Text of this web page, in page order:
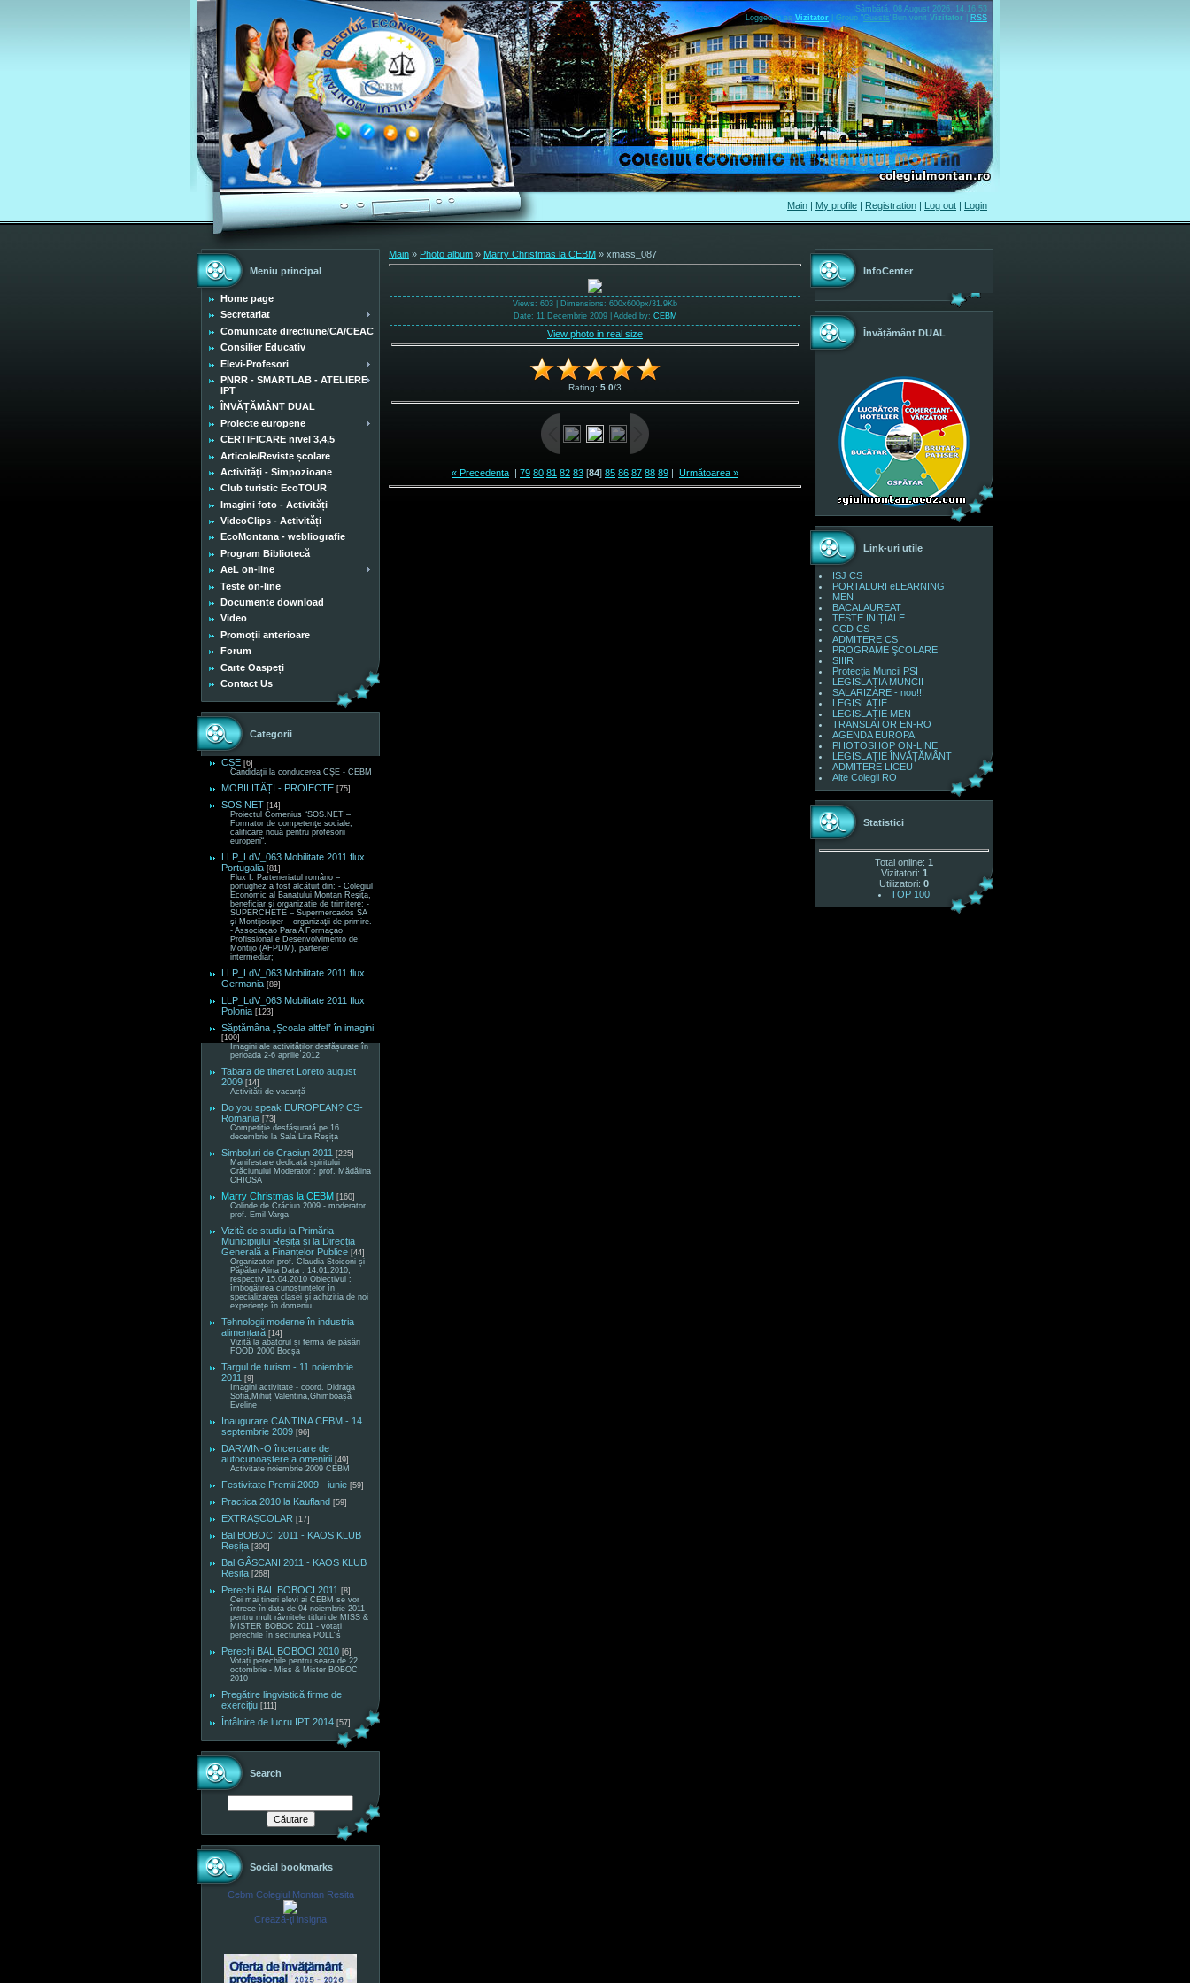
Sâmbătă, 08 August 2026, 14.16.53
Logged in as Vizitator Group "Guests" Bun venit Vizitator RSS
Main | My profile | Registration | Log out | Login
Meniu principal
Home page
Secretariat
Comunicate direcțiune/CA/CEAC
Consilier Educativ
Elevi-Profesori
PNRR - SMARTLAB - ATELIERE
IPT
ÎNVĂȚĂMÂNT DUAL
Proiecte europene
CERTIFICARE nivel 3,4,5
Articole/Reviste școlare
Activități - Simpozioane
Club turistic EcoTOUR
Imagini foto - Activități
VideoClips - Activități
EcoMontana - webliografie
Program Bibliotecă
AeL on-line
Teste on-line
Documente download
Video
Promoții anterioare
Forum
Carte Oaspeți
Contact Us
Categorii
CȘE [6]
Candidații la conducerea CȘE - CEBM
MOBILITĂȚI - PROIECTE [75]
SOS NET [14]
Proiectul Comenius “SOS.NET –
Formator de competenţe sociale,
calificare nouă pentru profesorii
europeni“.
LLP_LdV_063 Mobilitate 2011 flux
Portugalia [81]
Flux I. Parteneriatul româno –
portughez a fost alcătuit din: - Colegiul
Economic al Banatului Montan Reşiţa,
beneficiar şi organizatie de trimitere; -
SUPERCHETE – Supermercados SA
şi Montijosiper – organizaţii de primire.
- Associaçao Para A Formaçao
Profissional e Desenvolvimento de
Montijo (AFPDM), partener
intermediar;
LLP_LdV_063 Mobilitate 2011 flux
Germania [89]
LLP_LdV_063 Mobilitate 2011 flux
Polonia [123]
Săptămâna „Școala altfel” în imagini
[100]
Imagini ale activităților desfășurate în
perioada 2-6 aprilie 2012
Tabara de tineret Loreto august
2009 [14]
Activități de vacanță
Do you speak EUROPEAN? CS-
Romania [73]
Competiție desfășurată pe 16
decembrie la Sala Lira Reșița
Simboluri de Craciun 2011 [225]
Manifestare dedicată spiritului
Crăciunului Moderator : prof. Mădălina
CHIOSA
Marry Christmas la CEBM [160]
Colinde de Crăciun 2009 - moderator
prof. Emil Varga
Vizită de studiu la Primăria
Municipiului Reșița și la Direcția
Generală a Finanțelor Publice [44]
Organizatori prof. Claudia Stoiconi și
Păpălan Alina Data : 14.01.2010,
respectiv 15.04.2010 Obiectivul :
îmbogățirea cunoștiințelor în
specializarea clasei și achiziția de noi
experiențe în domeniu
Tehnologii moderne în industria
alimentară [14]
Vizită la abatorul și ferma de păsări
FOOD 2000 Bocșa
Targul de turism - 11 noiembrie
2011 [9]
Imagini activitate - coord. Didraga
Sofia,Mihuț Valentina,Ghimboașă
Eveline
Inaugurare CANTINA CEBM - 14
septembrie 2009 [96]
DARWIN-O încercare de
autocunoaștere a omenirii [49]
Activitate noiembrie 2009 CEBM
Festivitate Premii 2009 - iunie [59]
Practica 2010 la Kaufland [59]
EXTRAȘCOLAR [17]
Bal BOBOCI 2011 - KAOS KLUB
Reșița [390]
Bal GÂSCANI 2011 - KAOS KLUB
Reșița [268]
Perechi BAL BOBOCI 2011 [8]
Cei mai tineri elevi ai CEBM se vor
întrece în data de 04 noiembrie 2011
pentru mult râvnitele titluri de MISS &
MISTER BOBOC 2011 - votați
perechile în secțiunea POLL"s
Perechi BAL BOBOCI 2010 [6]
Votați perechile pentru seara de 22
octombrie - Miss & Mister BOBOC
2010
Pregătire lingvistică firme de
exercițiu [111]
Întâlnire de lucru IPT 2014 [57]
Search
Social bookmarks
Cebm Colegiul Montan Resita
Crează-ţi insigna
Main » Photo album » Marry Christmas la CEBM » xmass_087
Views: 603 | Dimensions: 600x600px/31.9Kb
Date: 11 Decembrie 2009 | Added by: CEBM
View photo in real size
Rating: 5.0/3
« Precedenta | 79 80 81 82 83 [84] 85 86 87 88 89 | Următoarea »
InfoCenter
Învățământ DUAL
Link-uri utile
ISJ CS
PORTALURI eLEARNING
MEN
BACALAUREAT
TESTE INIȚIALE
CCD CS
ADMITERE CS
PROGRAME ŞCOLARE
SIIIR
Protecția Muncii PSI
LEGISLAȚIA MUNCII
SALARIZARE - nou!!!
LEGISLAȚIE
LEGISLAȚIE MEN
TRANSLATOR EN-RO
AGENDA EUROPA
PHOTOSHOP ON-LINE
LEGISLAȚIE ÎNVĂȚĂMÂNT
ADMITERE LICEU
Alte Colegii RO
Statistici
Total online: 1
Vizitatori: 1
Utilizatori: 0
TOP 100